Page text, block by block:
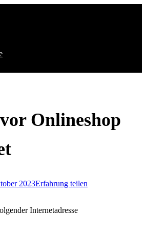
im Internet
Onlineshop
2023Erfahrung teilen
Internetadresse